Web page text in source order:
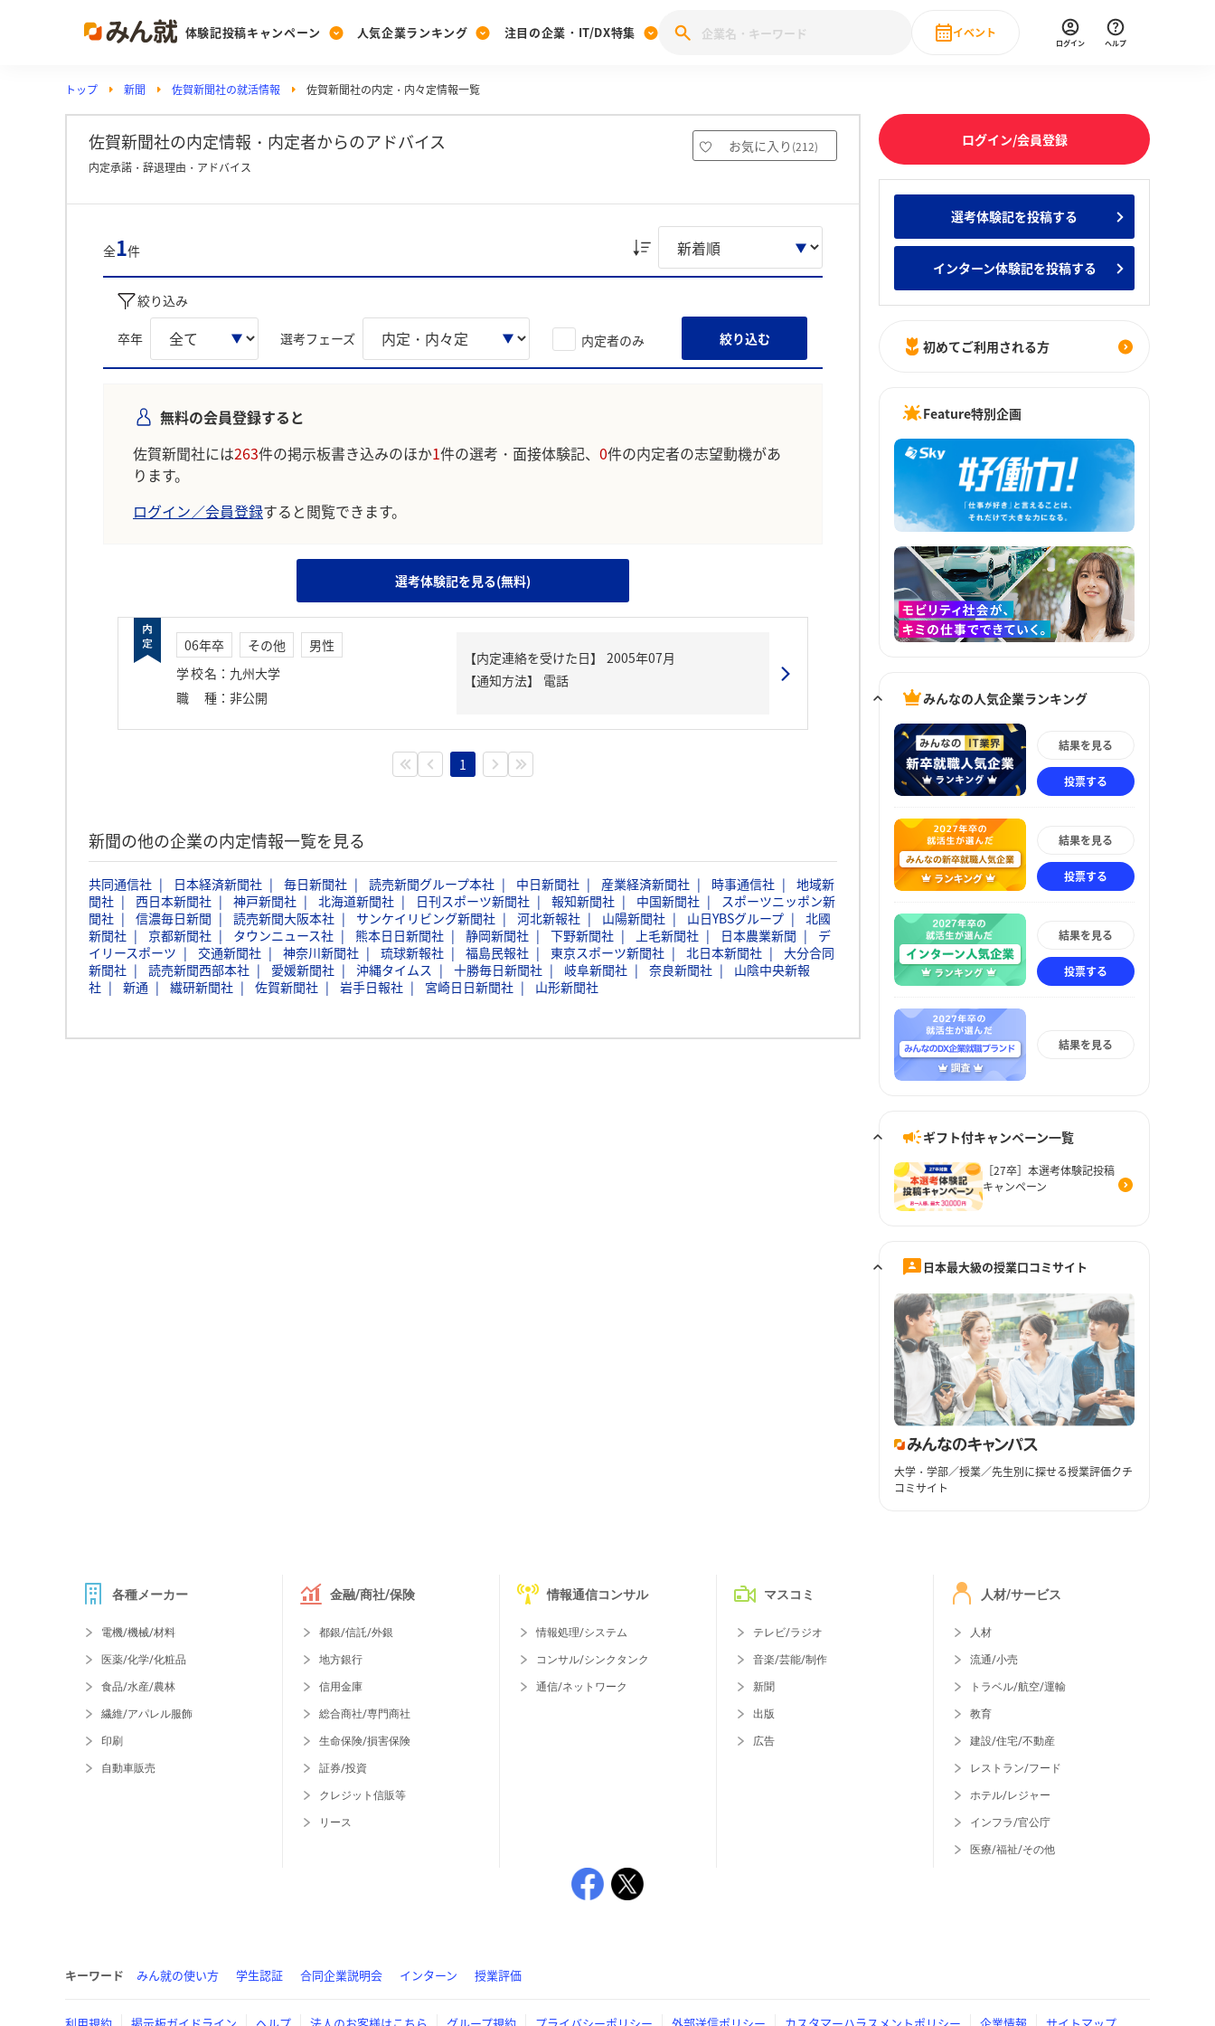
体験記投稿キャンペーン
Post
投稿する
[27卒] 本選考体験記投稿キャンペーン
人気企業ランキング
Ranking
ランキングを見る
Vote みんなの新卒就職人気企業ランキング みんなのインターン人気企業ランキ
注目の企業・IT/DX特集
PickUp
注目の企業特集
28卒 IT・DX現場社員インタビュー
イベント
直近のイベント一覧
ログイン ヘルプ
トップ 新聞 佐賀新聞社の就活情報 佐賀新聞社の内定・内々定情報一覧
佐賀新聞社の内定情報・内定者からのアドバイス お気に入り (212)
内定承諾・辞退理由・アドバイス
全1件
絞り込み
卒年 選考フェーズ 内定者のみ 絞り込む
無料の会員登録すると
佐賀新聞社には263件の掲示板書き込みのほか1件の選考・面接体験記、 0件の内定者の志望動機があ
ります。
ログイン／会員登録すると閲覧できます。
選考体験記を見る(無料)
06年卒 その他
男性
学校名 ： 九州大学
職種 ： 非公開
【内定連絡を受けた日】
2005年07月
【通知方法】
電話
1
新聞の他の企業の内定情報一覧を見る
共同通信社 日本経済新聞社 毎日新聞社 読売新聞グループ本社 中日新聞社 産業経済新聞社 時事通信社
地域新
聞社
西日本新聞社 神戸新聞社 北海道新聞社 日刊スポーツ新聞社 報知新聞社 中国新聞社
スポーツニッポン新
聞社
信濃毎日新聞 読売新聞大阪本社 サンケイリビング新聞社 河北新報社 山陽新聞社 山日YBSグループ
北國
新聞社
京都新聞社 タウンニュース社 熊本日日新聞社 静岡新聞社 下野新聞社 上毛新聞社 日本農業新聞
デ
イリースポーツ
交通新聞社 神奈川新聞社 琉球新報社 福島民報社 東京スポーツ新聞社 北日本新聞社
大分合同
新聞社
読売新聞西部本社 愛媛新聞社 沖縄タイムス 十勝毎日新聞社 岐阜新聞社 奈良新聞社
山陰中央新報
社
新通 繊研新聞社 佐賀新聞社 岩手日報社 宮崎日日新聞社 山形新聞社
ログイン/会員登録
選考体験記を投稿する
インターン体験記を投稿する
初めてご利用される方
Feature特別企画
みんなの人気企業ランキング
結果を見る
投票する
結果を見る
投票する
結果を見る
投票する
結果を見る
ギフト付キャンペーン一覧
［27卒］本選考体験記投稿
キャンペーン
日本最大級の授業口コミサイト
大学・学部／授業／先生別に探せる授業評価クチ
コミサイト
各種メーカー
電機/機械/材料
医薬/化学/化粧品
食品/水産/農林
繊維/アパレル服飾
印刷
自動車販売
金融/商社/保険
都銀/信託/外銀
地方銀行
信用金庫
総合商社/専門商社
生命保険/損害保険
証券/投資
クレジット信販等
リース
情報通信コンサル
情報処理/システム
コンサル/シンクタンク
通信/ネットワーク
マスコミ
テレビ/ラジオ
音楽/芸能/制作
新聞
出版
広告
人材/サービス
人材
流通/小売
トラベル/航空/運輸
教育
建設/住宅/不動産
レストラン/フード
ホテル/レジャー
インフラ/官公庁
医療/福祉/その他
キーワード みん就の使い方 学生認証 合同企業説明会 インターン 授業評価